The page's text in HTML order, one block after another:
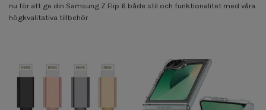
nu för att ge din Samsung Z Flip 6 både stil och funktionalitet med våra
högkvalitativa tillbehör